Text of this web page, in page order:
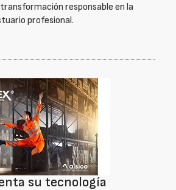
responsable en la
profesional.
su tecnología